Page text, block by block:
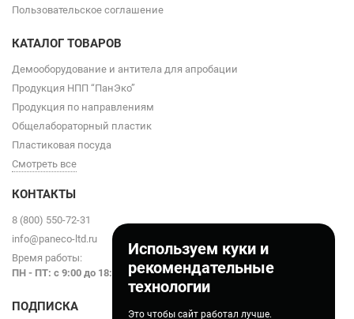
Используем куки и
рекомендательные
технологии
Это чтобы сайт работал лучше.
Пользовательское соглашение
КАТАЛОГ ТОВАРОВ
Демооборудование и антитела для апробации
Продукция НПП “ПанЭко”
Продукция по направлениям
Общелабораторный пластик
Пластиковая посуда
Смотреть все
КОНТАКТЫ
8 (800) 550-72-31
info@paneco-ltd.ru
Время работы:
ПН - ПТ: с 9:00 до 18:00
ПОДПИСКА